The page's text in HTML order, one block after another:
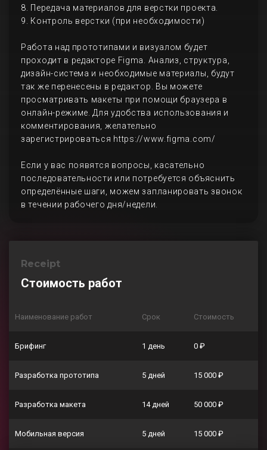
8. Передача материалов для верстки проекта.
9. Контроль верстки (при необходимости)
Работа над прототипами и визуалом будет
проходит в редакторе Figma. Анализ, структура,
дизайн-система и необходимые материалы, будут
так же перенесены в редактор. Вы можете
просматривать макеты при помощи браузера в
онлайн-режиме. Для удобства использования и
комментирования, желательно
зарегистрироваться https://www.figma.com/
Если у вас появятся вопросы, касательно
последовательности или потребуется объяснить
определённые шаги, можем запланировать звонок
в течении рабочего дня/недели.
Receipt
Стоимость работ
Наименование работ Срок Стоимость
Брифинг 1 день 0 ₽
Разработка прототипа 5 дней 15 000 ₽
Разработка макета 14 дней 50 000 ₽
Мобильная версия 5 дней 15 000 ₽